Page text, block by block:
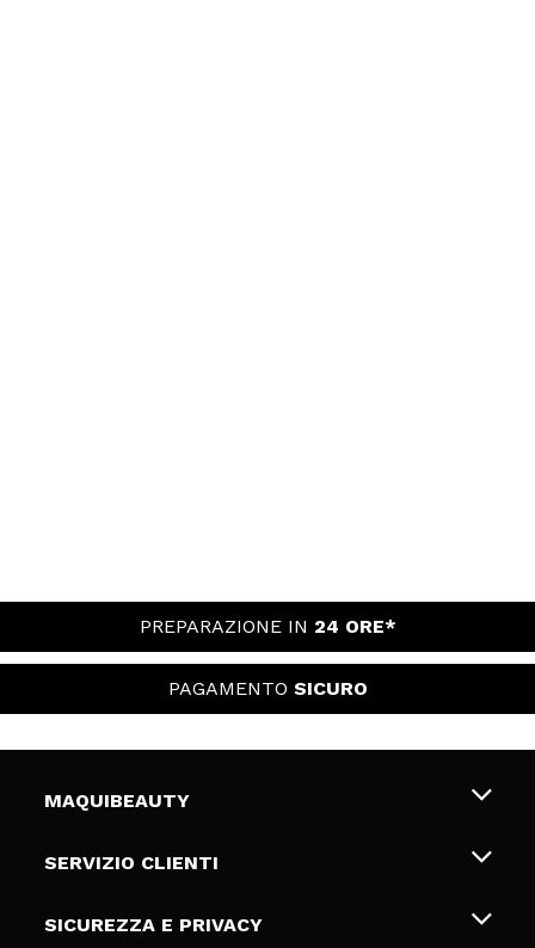
PREPARAZIONE IN 24 ORE*
PAGAMENTO SICURO
MAQUIBEAUTY
Chi siamo
Gift Cards
SERVIZIO CLIENTI
Spedizioni & Resi
SICUREZZA E PRIVACY